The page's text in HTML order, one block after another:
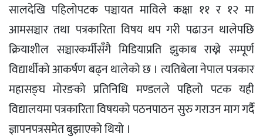
सालदेखि पहिलोपटक पञ्चायत माविले कक्षा ११ र १२ मा
आमसञ्चार तथा पत्रकारिता विषय थप गरी पढाउन थालेपछि
क्रियाशील सञ्चारकर्मीसँगै मिडियाप्रति झुकाब राख्ने सम्पूर्ण
विद्यार्थीको आकर्षण बढ्न थालेको छ । त्यतिबेला नेपाल पत्रकार
महासङ्घ मोरङको प्रतिनिधि मण्डलले पहिलो पटक यही
विद्यालयमा पत्रकारिता विषयको पठनपाठन सुरु गराउन माग गर्दै
ज्ञापनपत्रसमेत बुझाएको थियो ।